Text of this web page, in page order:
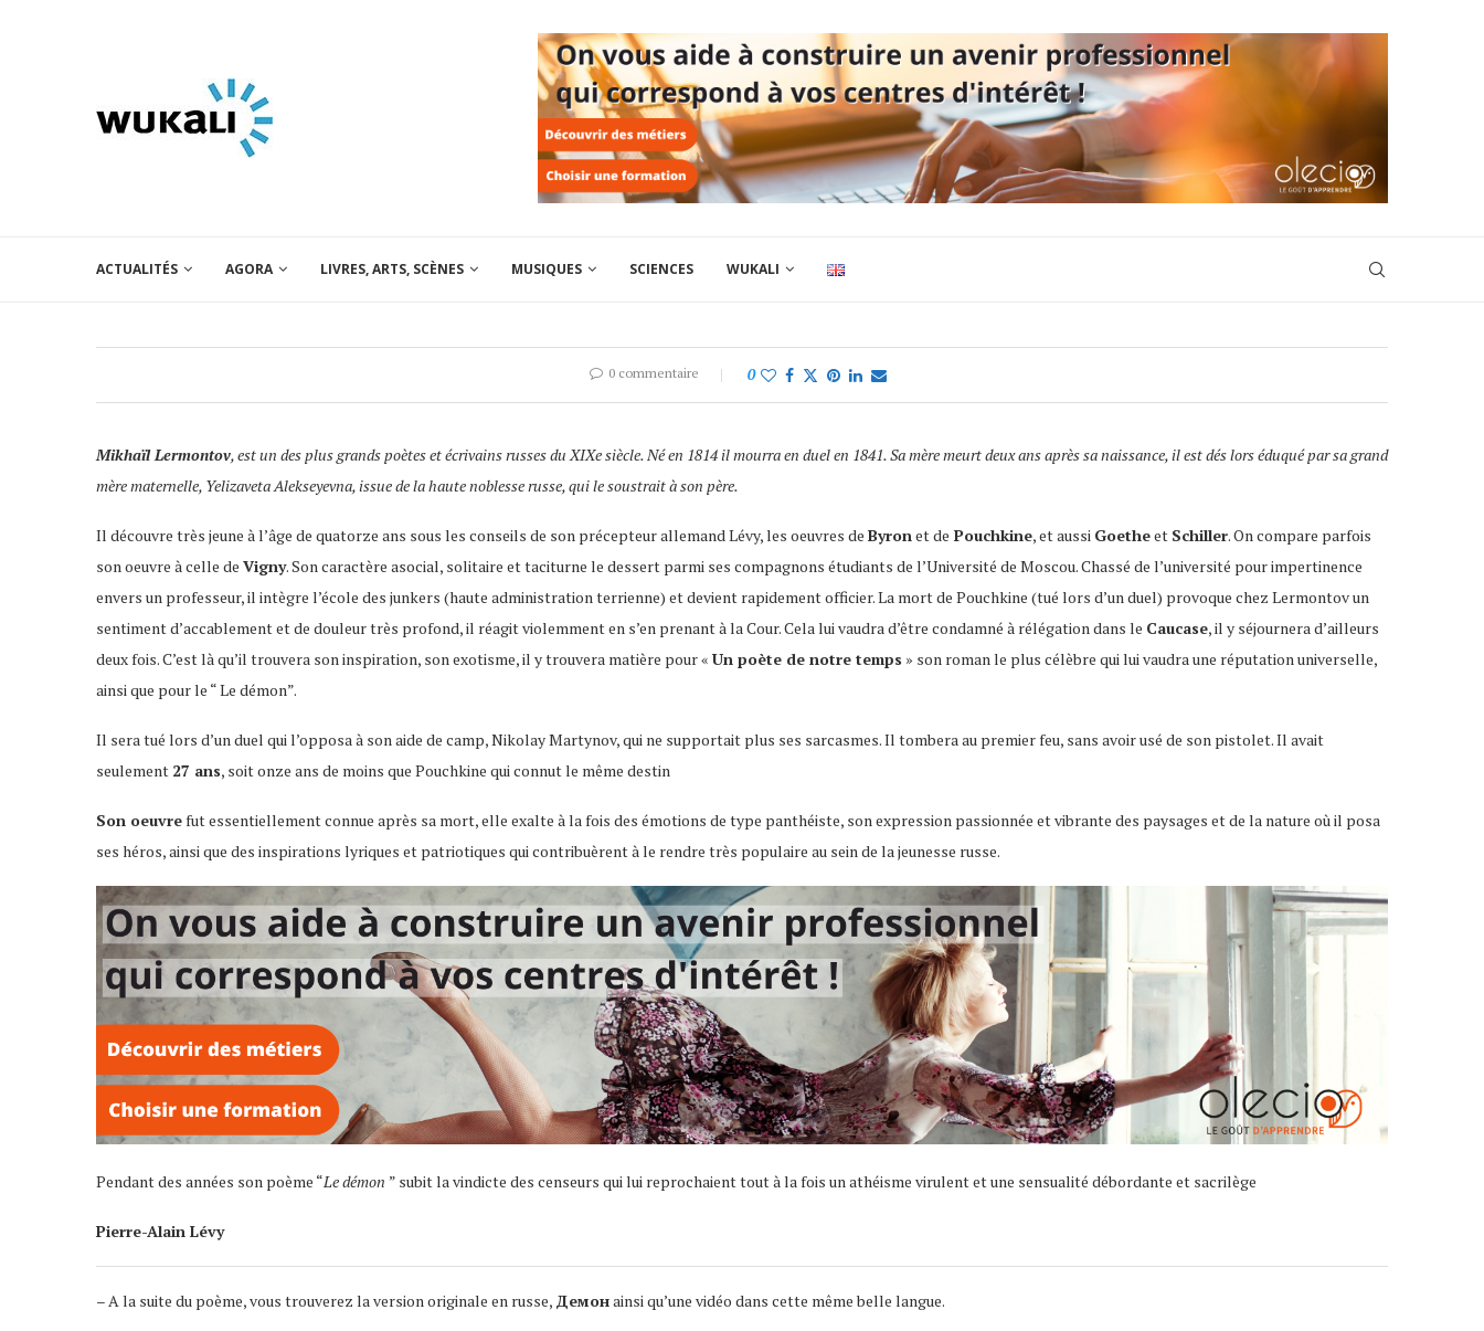
ACTUALITÉS AGORA LIVRES, ARTS, SCÈNES MUSIQUES SCIENCES WUKALI
0 commentaire 0
Mikhaïl Lermontov, est un des plus grands poètes et écrivains russes du XIXe siècle. Né en 1814 il mourra en duel en 1841. Sa mère meurt deux ans après sa naissance, il est dés lors éduqué par sa grand
mère maternelle, Yelizaveta Alekseyevna, issue de la haute noblesse russe, qui le soustrait à son père.
Il découvre très jeune à l’âge de quatorze ans sous les conseils de son précepteur allemand Lévy, les oeuvres de Byronet de Pouchkine, et aussi Goetheet Schiller. On compare parfois
son oeuvre à celle de Vigny. Son caractère asocial, solitaire et taciturne le dessert parmi ses compagnons étudiants de l’Université de Moscou. Chassé de l’université pour impertinence
envers un professeur, il intègre l’école des junkers (haute administration terrienne) et devient rapidement officier. La mort de Pouchkine (tué lors d’un duel) provoque chez Lermontov un
sentiment d’accablement et de douleur très profond, il réagit violemment en s’en prenant à la Cour. Cela lui vaudra d’être condamné à rélégation dans le Caucase, il y séjournera d’ailleurs
deux fois. C’est là qu’il trouvera son inspiration, son exotisme, il y trouvera matière pour « Un poète de notre temps » son roman le plus célèbre qui lui vaudra une réputation universelle,
ainsi que pour le “ Le démon”.
Il sera tué lors d’un duel qui l’opposa à son aide de camp, Nikolay Martynov, qui ne supportait plus ses sarcasmes. Il tombera au premier feu, sans avoir usé de son pistolet. Il avait
seulement 27 ans, soit onze ans de moins que Pouchkine qui connut le même destin
Son oeuvrefut essentiellement connue après sa mort, elle exalte à la fois des émotions de type panthéiste, son expression passionnée et vibrante des paysages et de la nature où il posa
ses héros, ainsi que des inspirations lyriques et patriotiques qui contribuèrent à le rendre très populaire au sein de la jeunesse russe.
Pendant des années son poème “Le démon ” subit la vindicte des censeurs qui lui reprochaient tout à la fois un athéisme virulent et une sensualité débordante et sacrilège
Pierre-Alain Lévy
– A la suite du poème, vous trouverez la version originale en russe, Демонainsi qu’une vidéo dans cette même belle langue.